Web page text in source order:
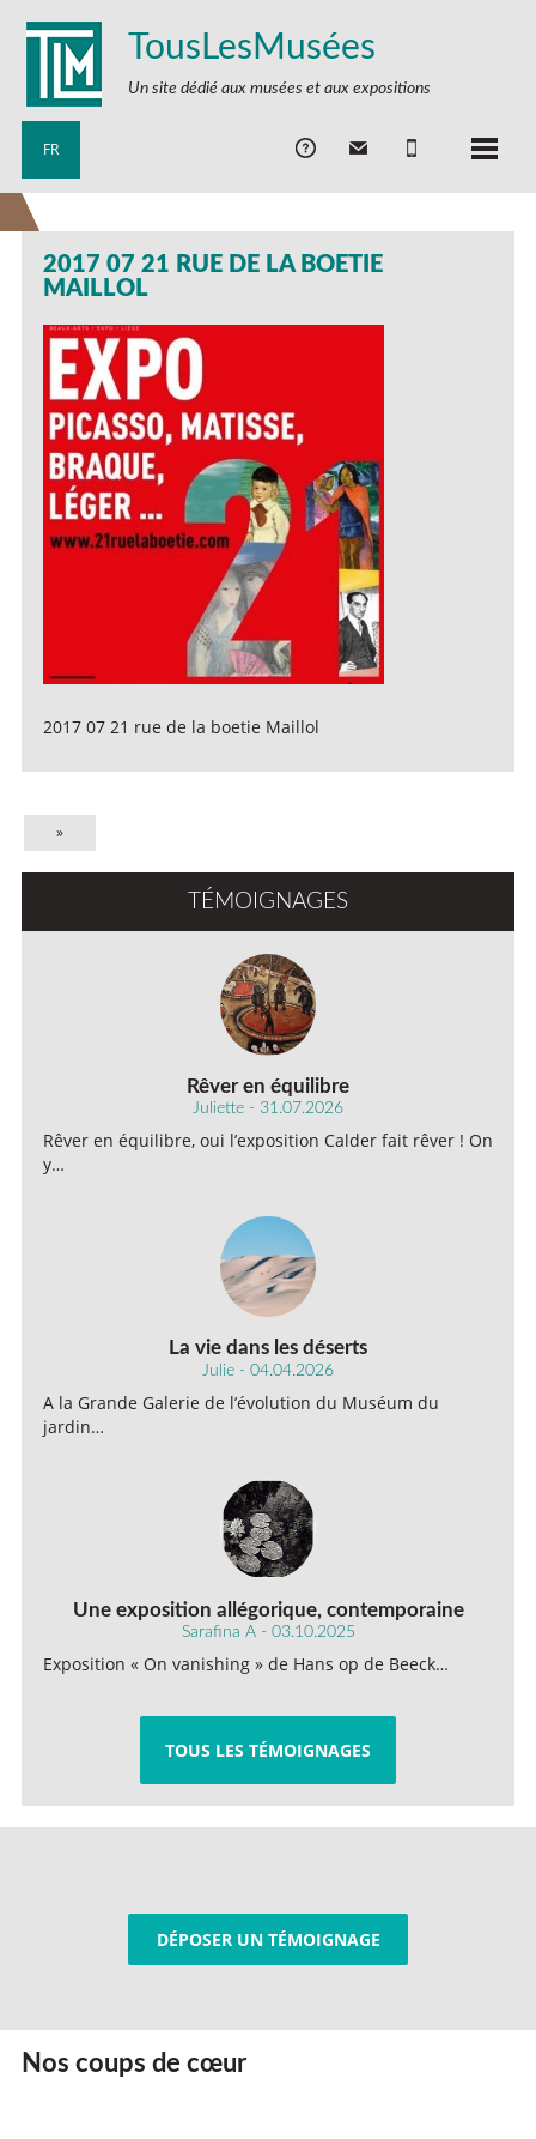
TousLesMusées
Un site dédié aux musées et aux expositions
FR
2017 07 21 RUE DE LA BOETIE
MAILLOL
2017 07 21 rue de la boetie Maillol
»
TÉMOIGNAGES
Rêver en équilibre
Juliette - 31.07.2026
Rêver en équilibre, oui l’exposition Calder fait rêver ! On
y…
La vie dans les déserts
Julie - 04.04.2026
A la Grande Galerie de l’évolution du Muséum du
jardin…
Une exposition allégorique, contemporaine
Sarafina A - 03.10.2025
Exposition « On vanishing » de Hans op de Beeck…
TOUS LES TÉMOIGNAGES
DÉPOSER UN TÉMOIGNAGE
Nos coups de cœur